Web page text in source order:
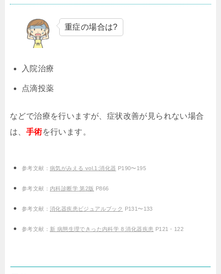
重症の場合は?
入院治療
点滴投薬
などで治療を行いますが、症状改善が見られない場合
は、 手術を行います。
参考文献： 病気がみえる vol.1:消化器 P190〜195
参考文献： 内科診断学 第2版 P866
参考文献： 消化器疾患ビジュアルブック P131〜133
参考文献： 新 病態生理できった内科学 8 消化器疾患 P121・122